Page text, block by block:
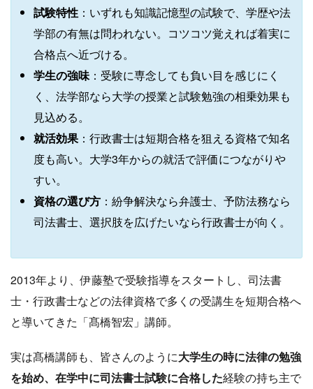
試験特性 ：いずれも知識記憶型の試験で、学歴や法
学部の有無は問われない。コツコツ覚えれば着実に
合格点へ近づける。
学生の強味 ：受験に専念しても負い目を感じにく
く、法学部なら大学の授業と試験勉強の相乗効果も
見込める。
就活効果 ：行政書士は短期合格を狙える資格で知名
度も高い。大学3年からの就活で評価につながりや
すい。
資格の選び方 ：紛争解決なら弁護士、予防法務なら
司法書士、選択肢を広げたいなら行政書士が向く。
2013年より、伊藤塾で受験指導をスタートし、司法書
士・行政書士などの法律資格で多くの受講生を短期合格へ
と導いてきた「髙橋智宏」講師。
実は髙橋講師も、皆さんのように大学生の時に法律の勉強
を始め、在学中に司法書士試験に合格した経験の持ち主で